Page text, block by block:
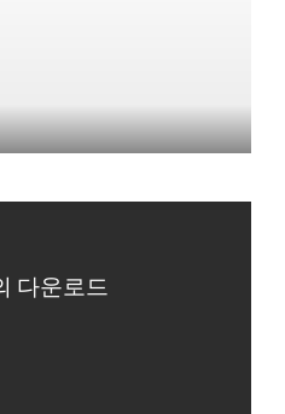
다운로드